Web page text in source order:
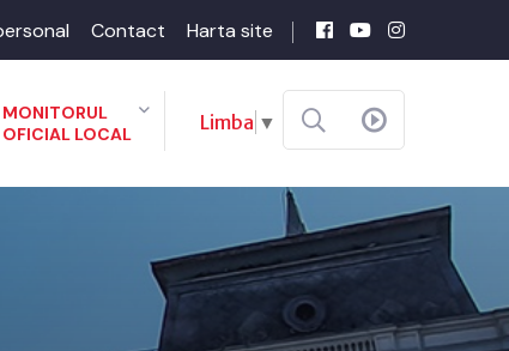
Contact Harta site
MONITORUL
OFICIAL LOCAL
Limba ▼